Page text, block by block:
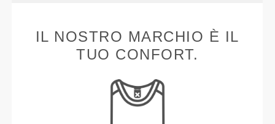
IL NOSTRO MARCHIO È IL
TUO CONFORT.